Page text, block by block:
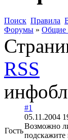
Поиск Правила
Форумы » Общие
RSS
Гость
#1
05.11.2004
Возможно
подскажите